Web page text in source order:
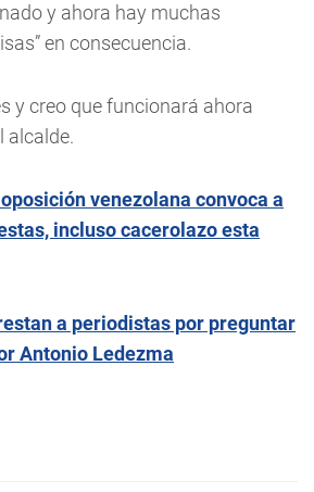
y ahora hay muchas
en consecuencia.
y creo que funcionará ahora
alcalde.
venezolana convoca a
incluso cacerolazo esta
a periodistas por preguntar
Antonio Ledezma